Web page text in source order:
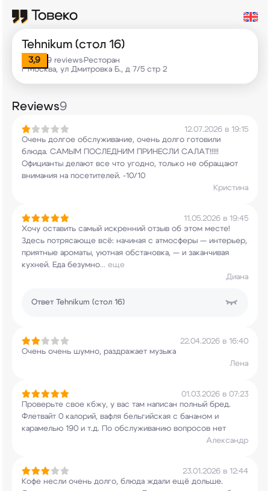
Tehnikum (стол 16)
3,9 9 reviews•Ресторан
г Москва, ул Дмитровка Б., д 7/5 стр 2
Reviews9
12.07.2026 в 19:15
Очень долгое обслуживание, очень долго готовили
блюда. САМЫМ ПОСЛЕДНИМ ПРИНЕСЛИ САЛАТ!!!!!
Официанты делают все что угодно, только не обращают
внимания на посетителей. -10/10
Кристина
11.05.2026 в 19:45
Хочу оставить самый искренний отзыв об этом месте!
Здесь потрясающе всё: начиная с атмосферы — интерьер,
приятные ароматы, уютная обстановка, — и заканчивая
кухней. Еда безумно... еще
Диана
Ответ Tehnikum (стол 16)
22.04.2026 в 16:40
Очень очень шумно, раздражает музыка
Лена
01.03.2026 в 07:23
Проверьте свое кбжу, у вас там написан полный бред.
Флетвайт 0 калорий, вафля бельгийская с бананом и
карамелью 190 и т.д. По обслуживанию вопросов нет
Александр
23.01.2026 в 12:44
Кофе несли очень долго, блюда ждали ещё дольше.